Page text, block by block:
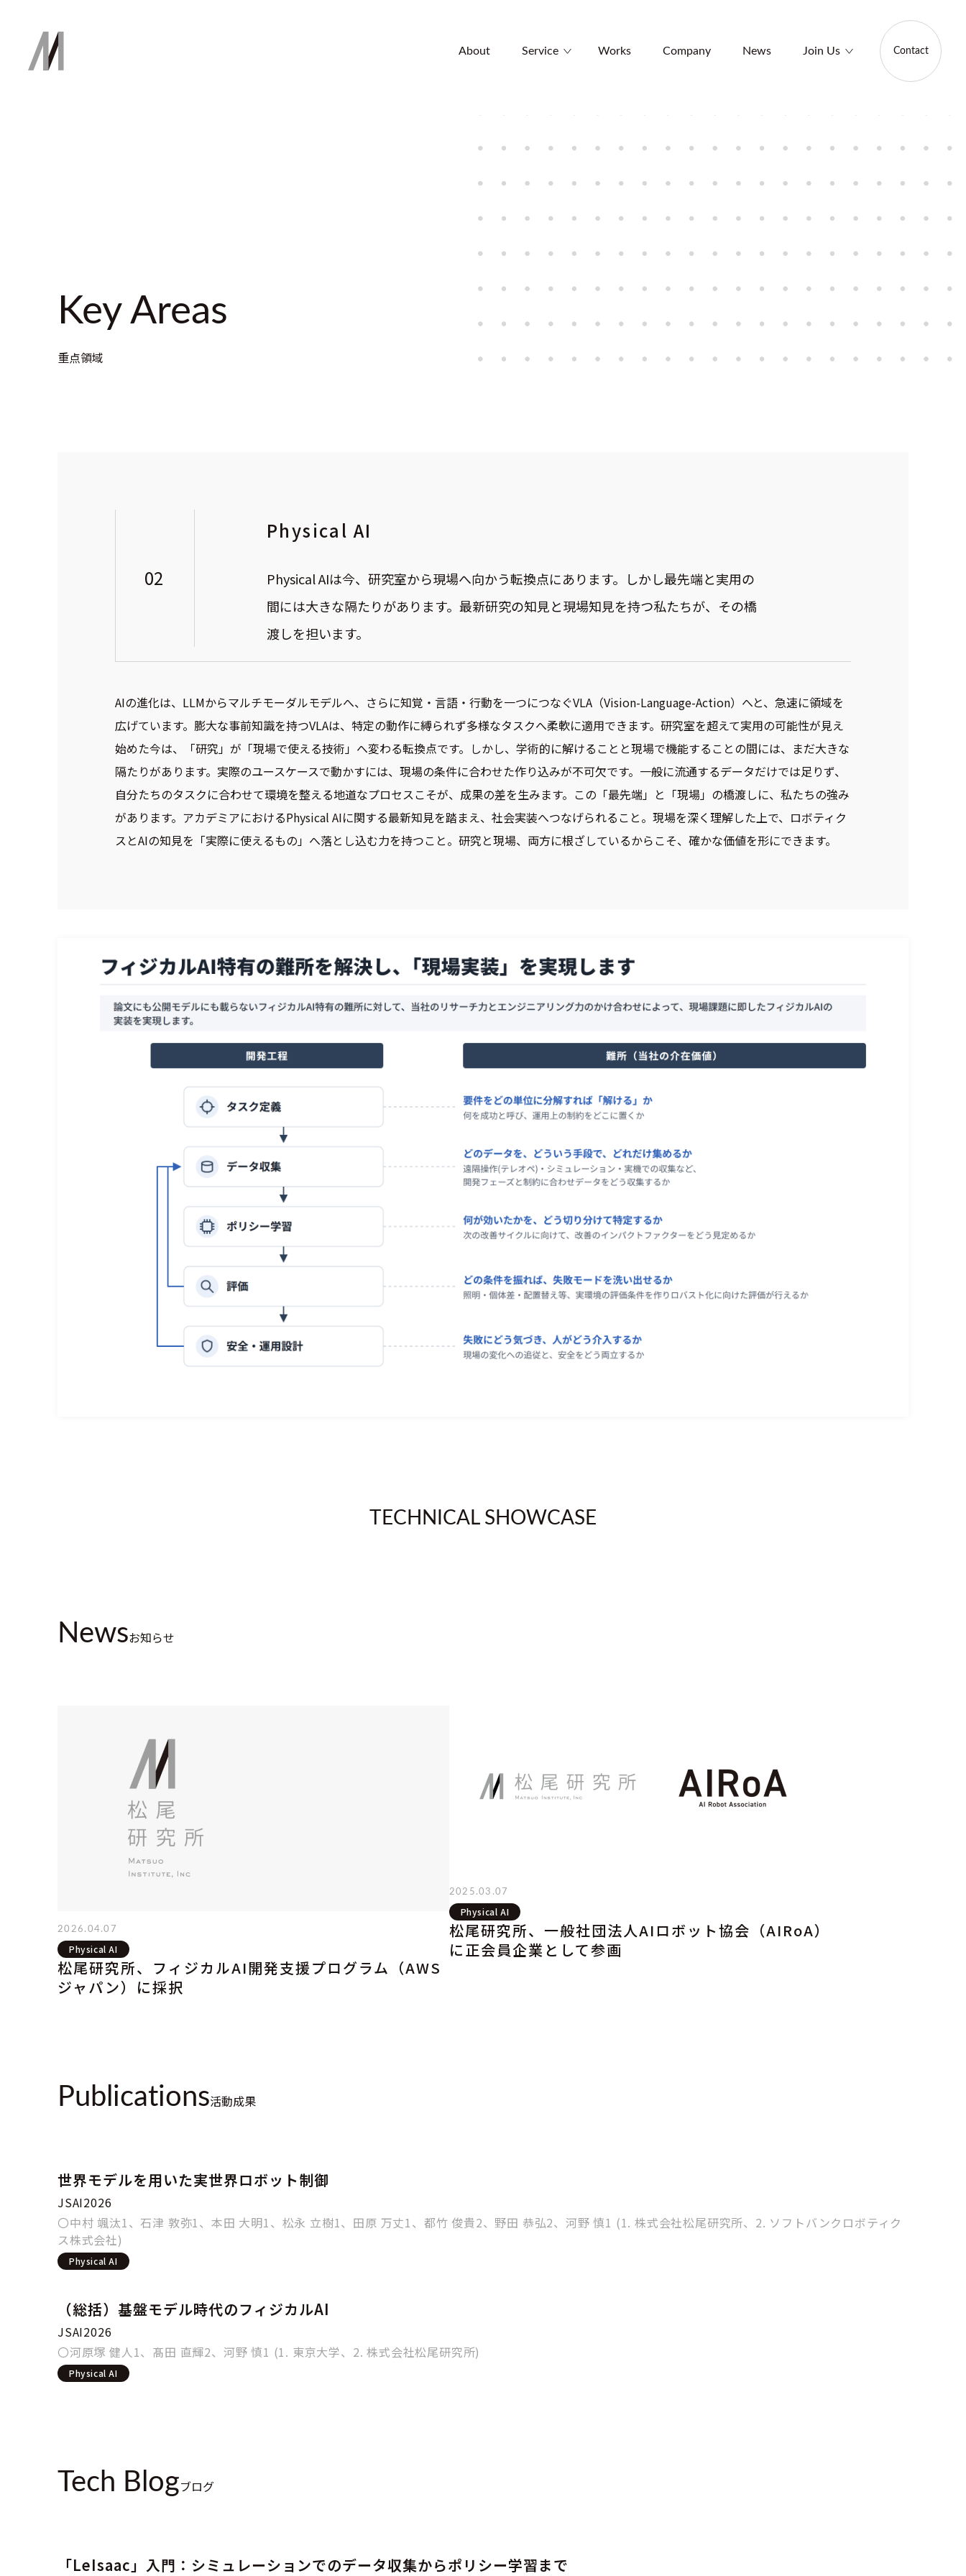
About Service Works Company News Join Us Contact
Key Areas
重点領域
02
Physical AI
Physical AIは今、研究室から現場へ向かう転換点にあります。しかし最先端と実用の
間には大きな隔たりがあります。最新研究の知見と現場知見を持つ私たちが、その橋
渡しを担います。
AIの進化は、LLMからマルチモーダルモデルへ、さらに知覚・言語・行動を一つにつなぐVLA（Vision-Language-Action）へと、急速に領域を
広げています。膨大な事前知識を持つVLAは、特定の動作に縛られず多様なタスクへ柔軟に適用できます。研究室を超えて実用の可能性が見え
始めた今は、「研究」が「現場で使える技術」へ変わる転換点です。しかし、学術的に解けることと現場で機能することの間には、まだ大きな
隔たりがあります。実際のユースケースで動かすには、現場の条件に合わせた作り込みが不可欠です。一般に流通するデータだけでは足りず、
自分たちのタスクに合わせて環境を整える地道なプロセスこそが、成果の差を生みます。この「最先端」と「現場」の橋渡しに、私たちの強み
があります。アカデミアにおけるPhysical AIに関する最新知見を踏まえ、社会実装へつなげられること。現場を深く理解した上で、ロボティク
スとAIの知見を「実際に使えるもの」へ落とし込む力を持つこと。研究と現場、両方に根ざしているからこそ、確かな価値を形にできます。
TECHNICAL SHOWCASE
Newsお知らせ
2026.04.07
Physical AI
松尾研究所、フィジカルAI開発支援プログラム（AWS
ジャパン）に採択
2025.03.07
Physical AI
松尾研究所、一般社団法人AIロボット協会（AIRoA）
に正会員企業として参画
Publications活動成果
世界モデルを用いた実世界ロボット制御
JSAI2026
〇中村 颯汰1、石津 敦弥1、本田 大明1、松永 立樹1、田原 万丈1、都竹 俊貴2、野田 恭弘2、河野 慎1 (1. 株式会社松尾研究所、2. ソフトバンクロボティク
ス株式会社)
Physical AI
（総括）基盤モデル時代のフィジカルAI
JSAI2026
〇河原塚 健人1、髙田 直輝2、河野 慎1 (1. 東京大学、2. 株式会社松尾研究所)
Physical AI
Tech Blogブログ
「LeIsaac」入門：シミュレーションでのデータ収集からポリシー学習まで